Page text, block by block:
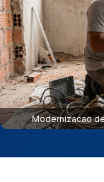
Modernizacao